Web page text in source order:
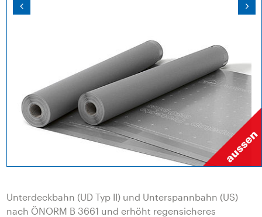
Unterdeckbahn (UD Typ II) und Unterspannbahn (US)
nach ÖNORM B 3661 und erhöht regensicheres